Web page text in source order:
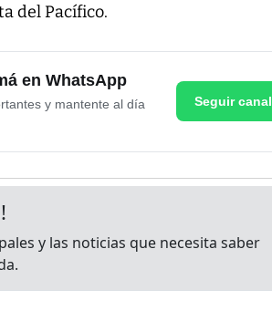
del Pacífico.
en WhatsApp
y mantente al día
Seguir canal